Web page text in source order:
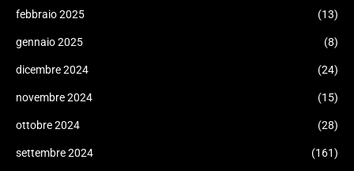
febbraio 2025 (13)
gennaio 2025 (8)
dicembre 2024 (24)
novembre 2024 (15)
ottobre 2024 (28)
settembre 2024 (161)